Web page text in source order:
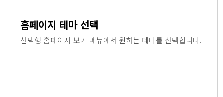
홈페이지 테마 선택
선택형 홈페이지 보기 메뉴에서 원하는 테마를 선택합니다.